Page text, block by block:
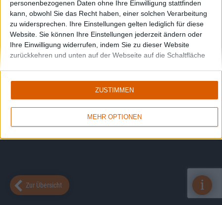
personenbezogenen Daten ohne Ihre Einwilligung stattfinden
kann, obwohl Sie das Recht haben, einer solchen Verarbeitung
zu widersprechen. Ihre Einstellungen gelten lediglich für diese
Website. Sie können Ihre Einstellungen jederzeit ändern oder
Ihre Einwilligung widerrufen, indem Sie zu dieser Website
zurückkehren und unten auf der Webseite auf die Schaltfläche
MEHR OPTIONEN
ZUSTIMMEN
Zur Übersicht i